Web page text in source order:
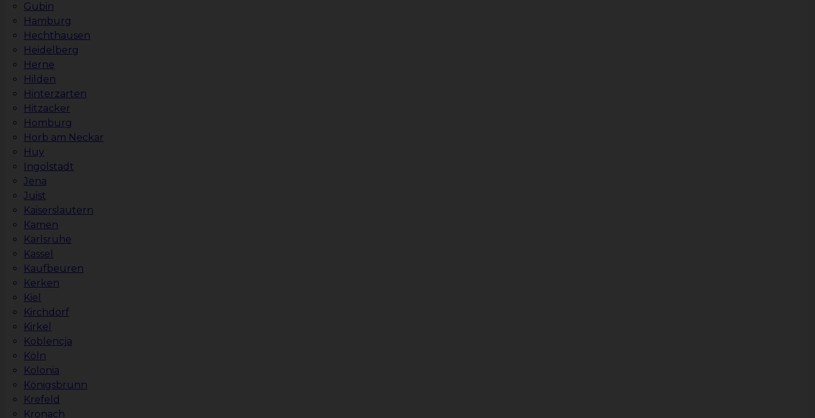
Gubin
Hamburg
Hechthausen
Heidelberg
Herne
Hilden
Hinterzarten
Hitzacker
Homburg
Horb am Neckar
Huy
Ingolstadt
Jena
Juist
Kaiserslautern
Kamen
Karlsruhe
Kassel
Kaufbeuren
Kerken
Kiel
Kirchdorf
Kirkel
Koblencja
Köln
Kolonia
Königsbrunn
Krefeld
Kronach